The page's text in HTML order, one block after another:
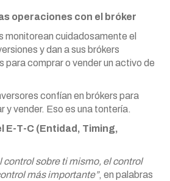
operaciones con el bróker
monitorean cuidadosamente el
y dan a sus brókers
para comprar o vender un activo de
confían en brókers para
y vender. Eso es una tontería.
E-T-C (Entidad, Timing,
control sobre ti mismo, el control
más importante”, en palabras